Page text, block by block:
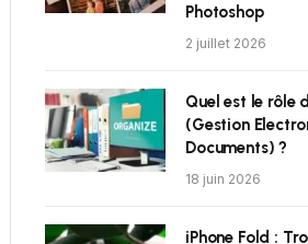
Photoshop
2 juillet 2026
Quel est le rôle
(Gestion
Documents) ?
18 juin 2026
iPhone Fold :